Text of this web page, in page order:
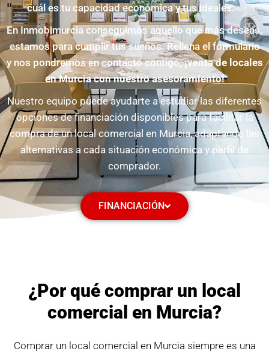
cuál es tu capacidad económica y tus ideales.
En Inmobimurcia conseguimos aquello que más deseas,
estamos para cumplir tus sueños. Rellena el formulario
y nos pondremos en contacto contigo,¡venta de locales
en Murcia con nuestro asesoramiento!
Nuestro equipo puede ayudarte a estudiar las diferentes
opciones de financiación disponibles para facilitar la
compra de un local comercial en Murcia, adaptando las
alternativas a cada situación económica y perfil de
comprador.
FINANCIACIÓN
¿Por qué comprar un local
comercial en Murcia?
Comprar un local comercial en Murcia siempre es una